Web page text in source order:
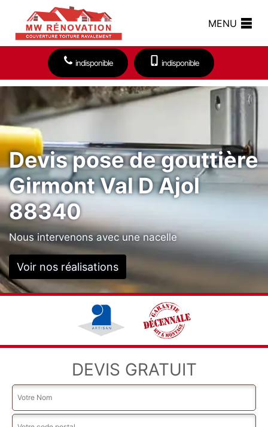
MENU
indisponible indisponible
Devis pose de gouttière
Girmont Val D Ajol
88340
Nous intervenons avec une nacelle
Voir nos réalisations
DEVIS GRATUIT